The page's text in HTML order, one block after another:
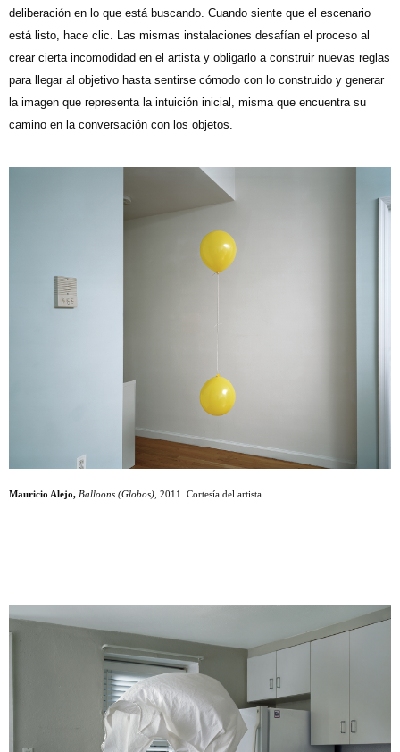
deliberación en lo que está buscando. Cuando siente que el escenario
está listo, hace clic. Las mismas instalaciones desafían el proceso al
crear cierta incomodidad en el artista y obligarlo a construir nuevas reglas
para llegar al objetivo hasta sentirse cómodo con lo construido y generar
la imagen que representa la intuición inicial, misma que encuentra su
camino en la conversación con los objetos.
Mauricio Alejo, Balloons (Globos), 2011. Cortesía del artista.